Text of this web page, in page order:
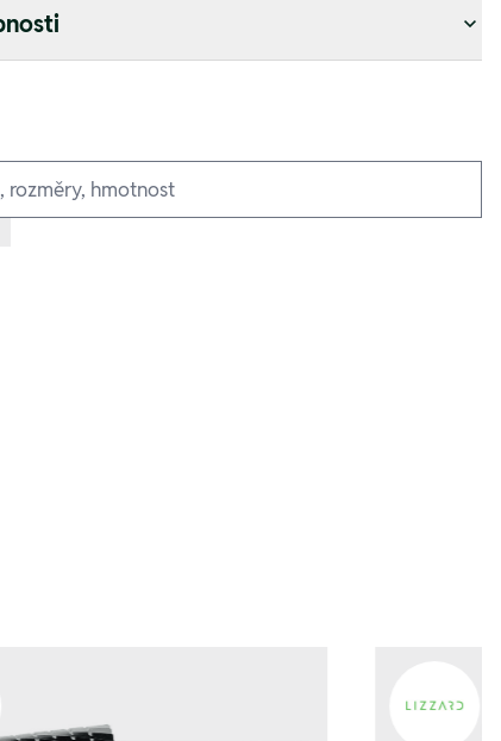
hinzufügen
hinzufügen
hinzufügen
hinzufügen